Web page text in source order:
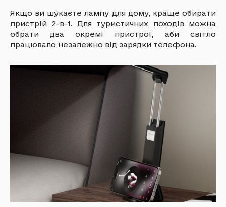
Якщо ви шукаєте лампу для дому, краще обирати
пристрій 2-в-1. Для туристичних походів можна
обрати два окремі пристрої, аби світло
працювало незалежно від зарядки телефона.